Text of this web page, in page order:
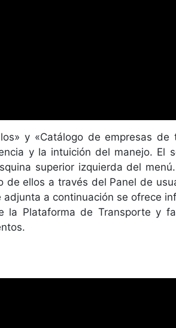
y «Catálogo de empresas de
y la intuición del manejo. El
superior izquierda del
ellos a través del Panel de
a continuación se ofrece
Plataforma de Transporte y